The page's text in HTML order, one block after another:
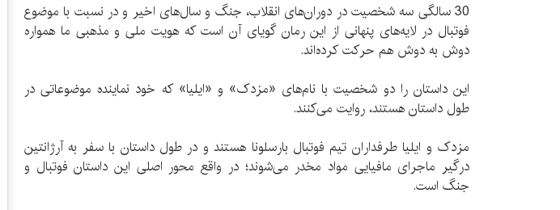
30 سالگی سه شخصیت در دوران‌های انقلاب، جنگ و سال‌های اخیر و در نسبت با موضوع
فوتبال در لایه‌های پنهانی از این رمان گویای آن است که هویت ملی و مذهبی ما همواره
دوش به دوش هم حرکت کرده‌اند.
این داستان را دو شخصیت با نام‌های «مزدک» و «ایلیا» که خود نماینده موضوعاتی در
طول داستان هستند، روایت می‌کنند.
مزدک و ایلیا طرفداران تیم فوتبال بارسلونا هستند و در طول داستان با سفر به آرژانتین
درگیر ماجرای مافیایی مواد مخدر می‌شوند؛ در واقع محور اصلی این داستان فوتبال و
جنگ است.